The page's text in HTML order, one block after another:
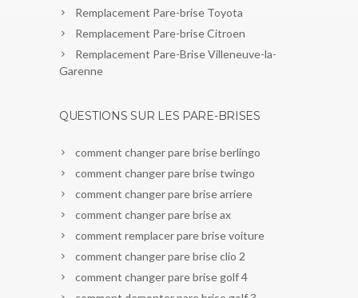
Remplacement Pare-brise Toyota
Remplacement Pare-brise Citroen
Remplacement Pare-Brise Villeneuve-la-
Garenne
QUESTIONS SUR LES PARE-BRISES
comment changer pare brise berlingo
comment changer pare brise twingo
comment changer pare brise arriere
comment changer pare brise ax
comment remplacer pare brise voiture
comment changer pare brise clio 2
comment changer pare brise golf 4